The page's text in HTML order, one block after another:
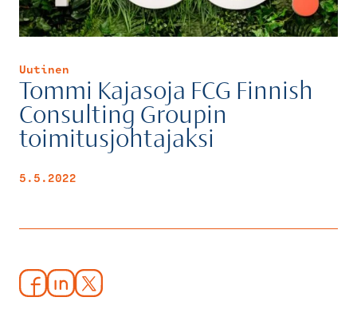
Uutinen
Tommi Kajasoja FCG Finnish
Consulting Groupin
toimitusjohtajaksi
5.5.2022